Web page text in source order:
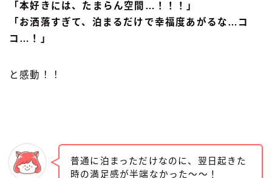
「本好きには、たまらん空間…！！！」
「お洒落すぎて、泊まるだけで幸福度あがるな…コ
コ…！」
と感動！！
普通に泊まっただけなのに、翌日起きた
時の満足感が半端なかった〜〜！